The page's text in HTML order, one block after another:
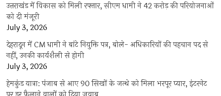
उत्तराखंड में विकास को मिली रफ्तार, सीएम धामी ने 42 करोड़ की परियोजनाओं
को दी मंजूरी
July 3, 2026
देहरादून में CM धामी ने बांटे नियुक्ति पत्र, बोले- अधिकारियों की पहचान पद से
नहीं, उनकी कार्यशैली से होगी
July 3, 2026
हेमकुंड यात्रा: पंजाब से आए 90 सिखों के जत्थे को मिला भरपूर प्यार, इंटरनेट